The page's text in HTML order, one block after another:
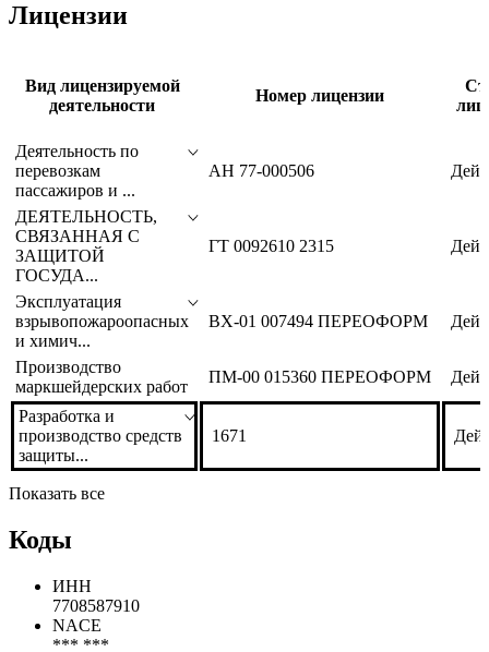
Лицензии
Вид лицензируемой
деятельности
Номер лицензии
Деятельность по
перевозкам
пассажиров и ...
АН 77-000506
ДЕЯТЕЛЬНОСТЬ,
СВЯЗАННАЯ С
ЗАЩИТОЙ
ГОСУДА...
ГТ 0092610 2315
Эксплуатация
взрывопожароопасных
и химич...
ВХ-01 007494 ПЕРЕОФОРМ
Производство
маркшейдерских работ
ПМ-00 015360 ПЕРЕОФОРМ
Разработка и
производство средств
защиты...
1671
Показать все
Коды
ИНН
7708587910
NACE
*** ***